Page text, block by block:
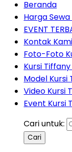
Beranda
Harga
EVENT
Kontak Kami
Foto-Foto
Kursi
Model Kursi
Video Kursi
Event Kursi
Cari untuk: